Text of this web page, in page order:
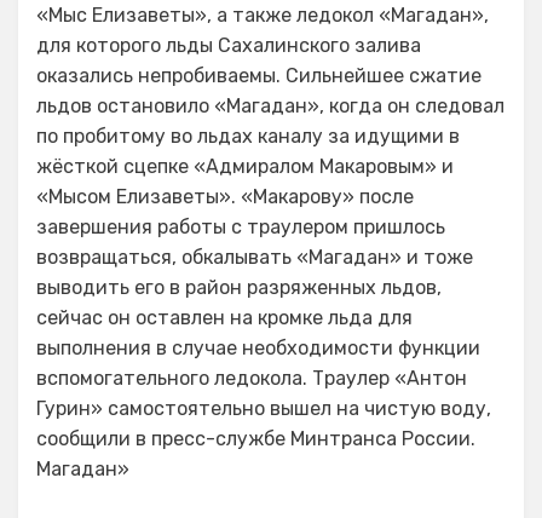
«Мыс Елизаветы», а также ледокол «Магадан»,
для которого льды Сахалинского залива
оказались непробиваемы. Сильнейшее сжатие
льдов остановило «Магадан», когда он следовал
по пробитому во льдах каналу за идущими в
жёсткой сцепке «Адмиралом Макаровым» и
«Мысом Елизаветы». «Макарову» после
завершения работы с траулером пришлось
возвращаться, обкалывать «Магадан» и тоже
выводить его в район разряженных льдов,
сейчас он оставлен на кромке льда для
выполнения в случае необходимости функции
вспомогательного ледокола. Траулер «Антон
Гурин» самостоятельно вышел на чистую воду,
сообщили в пресс-службе Минтранса России.
Магадан»